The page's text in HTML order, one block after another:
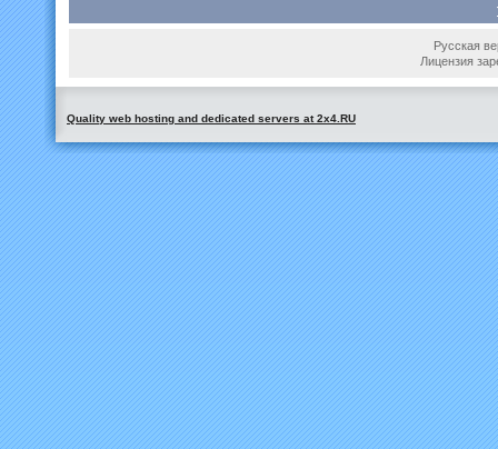
Русская
Лицензия
Quality web hosting and dedicated servers at 2x4.RU